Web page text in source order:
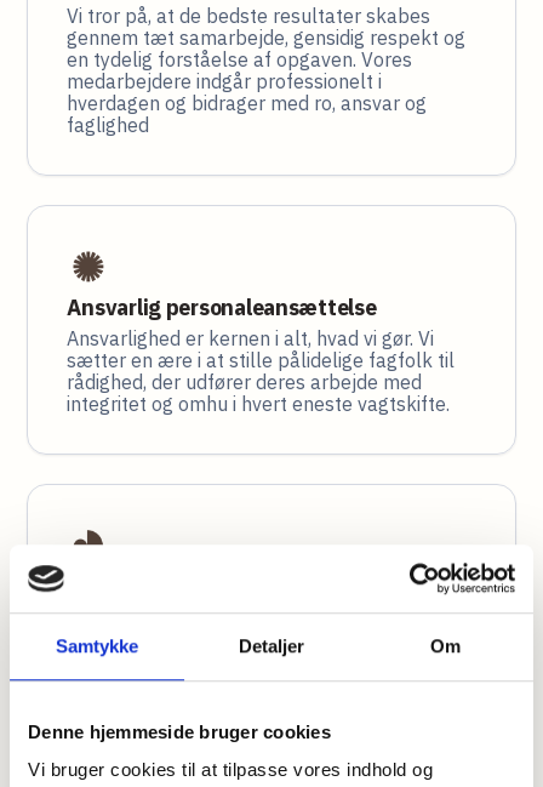
Samtykke Detaljer Om
Denne hjemmeside bruger cookies
Vi bruger cookies til at tilpasse vores indhold og
Vi tror på, at de bedste resultater skabes
gennem tæt samarbejde, gensidig respekt og
en tydelig forståelse af opgaven. Vores
medarbejdere indgår professionelt i
hverdagen og bidrager med ro, ansvar og
faglighed
Ansvarlig personaleansættelse
Ansvarlighed er kernen i alt, hvad vi gør. Vi
sætter en ære i at stille pålidelige fagfolk til
rådighed, der udfører deres arbejde med
integritet og omhu i hvert eneste vagtskifte.
Når der opstår en nødsituation, reagerer vi
hurtigt for at yde den nødvendige hjælp. Vores
strømlinede proces sikrer, at hjælpen kun er
et telefonopkald væk på72 30 08 08.